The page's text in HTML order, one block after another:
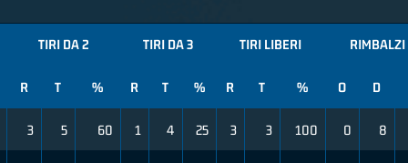
TIRI DA 2 TIRI DA 3 TIRI LIBERI RIMBALZI
R T % R T % R T % O D
3 5 60 1 4 25 3 3 100 0 8